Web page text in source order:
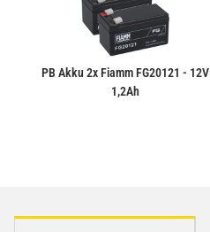
PB Akku 2x Fiamm FG20121 - 12V
1,2Ah